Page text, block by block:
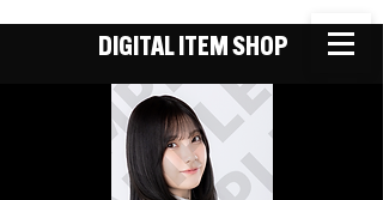
DIGITAL ITEM SHOP